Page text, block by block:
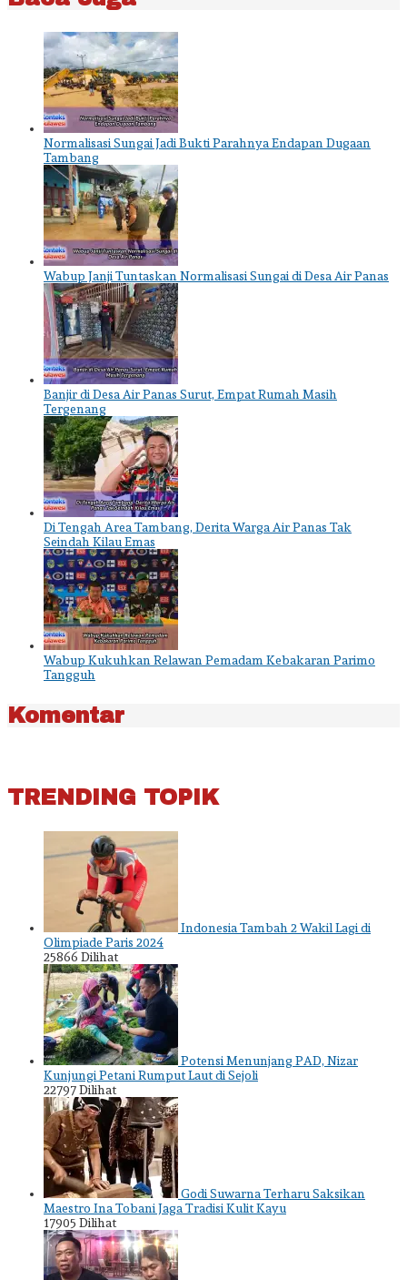
Normalisasi Sungai Jadi Bukti Parahnya Endapan Dugaan
Tambang
Wabup Janji Tuntaskan Normalisasi Sungai di Desa Air Panas
Banjir di Desa Air Panas Surut, Empat Rumah Masih
Tergenang
Di Tengah Area Tambang, Derita Warga Air Panas Tak
Seindah Kilau Emas
Wabup Kukuhkan Relawan Pemadam Kebakaran Parimo
Tangguh
Komentar
TRENDING TOPIK
Indonesia Tambah 2 Wakil Lagi di
Olimpiade Paris 2024
25866 Dilihat
Potensi Menunjang PAD, Nizar
Kunjungi Petani Rumput Laut di Sejoli
22797 Dilihat
Godi Suwarna Terharu Saksikan
Maestro Ina Tobani Jaga Tradisi Kulit Kayu
17905 Dilihat